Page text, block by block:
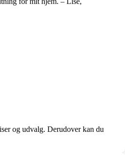
og udvalg. Derudover kan du